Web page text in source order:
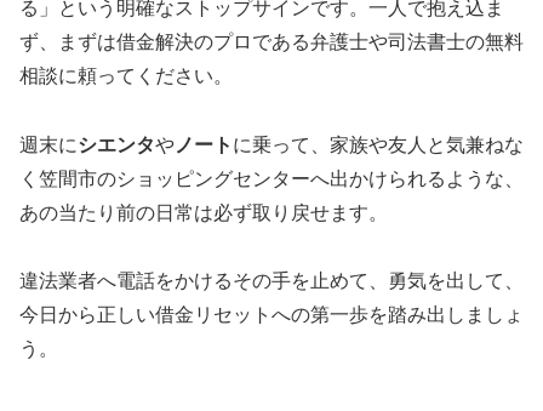
る」という明確なストップサインです。一人で抱え込ま
ず、まずは借金解決のプロである弁護士や司法書士の無料
相談に頼ってください。
週末にシエンタや ノート に乗って、家族や友人と気兼ねな
く笠間市のショッピングセンターへ出かけられるような、
あの当たり前の日常は必ず取り戻せます。
違法業者へ電話をかけるその手を止めて、勇気を出して、
今日から正しい借金リセットへの第一歩を踏み出しましょ
う。